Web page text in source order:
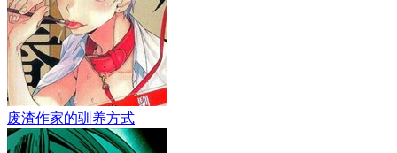
废渣作家的驯养方式